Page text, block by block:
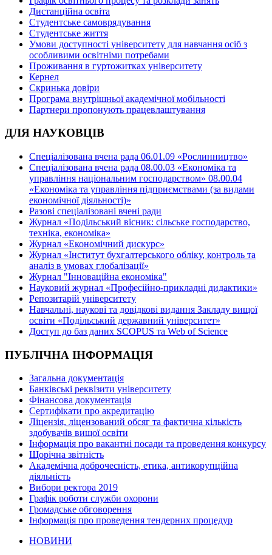
Дистанційна освіта
Студентське самоврядування
Студентське життя
Умови доступності університету для навчання осіб з
особливими освітніми потребами
Проживання в гуртожитках університету
Кернел
Скринька довіри
Програма внутрішньої академічної мобільності
Партнери пропонують працевлаштування
ДЛЯ НАУКОВЦІВ
Спеціалізована вчена рада 06.01.09 «Рослинництво»
Спеціалізована вчена рада 08.00.03 «Економіка та
управління національним господарством» 08.00.04
«Економіка та управління підприємствами (за видами
економічної діяльності)»
Разові спеціалізовані вчені ради
Журнал «Подільський вісник: сільське господарство,
техніка, економіка»
Журнал «Економічний дискурс»
Журнал «Інститут бухгалтерського обліку, контроль та
аналіз в умовах глобалізації»
Журнал "Інноваційна економіка"
Науковий журнал «Професійно-прикладні дидактики»
Репозитарій університету
Навчальні, наукові та довідкові видання Закладу вищої
освіти «Подільський державний університет»
Доступ до баз даних SCOPUS та Web of Science
ПУБЛІЧНА ІНФОРМАЦІЯ
Загальна документація
Банківські реквізити університету
Фінансова документація
Сертифікати про акредитацію
Ліцензія, ліцензований обсяг та фактична кількість
здобувачів вищої освіти
Інформація про вакантні посади та проведення конкурсу
Щорічна звітність
Академічна доброчесність, етика, антикорупційна
діяльність
Вибори ректора 2019
Графік роботи служби охорони
Громадське обговорення
Інформація про проведення тендерних процедур
НОВИНИ